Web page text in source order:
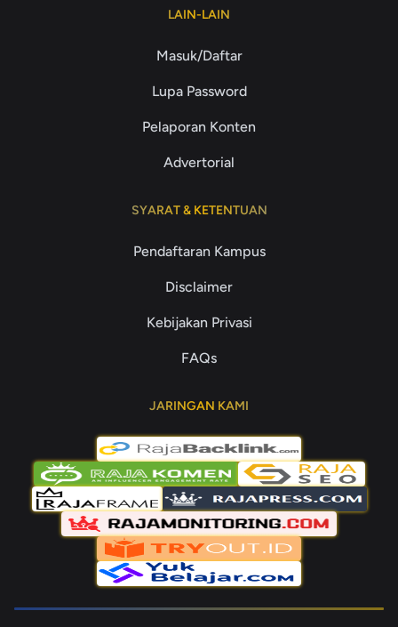
LAIN-LAIN
Masuk/Daftar
Lupa Password
Pelaporan Konten
Advertorial
SYARAT & KETENTUAN
Pendaftaran Kampus
Disclaimer
Kebijakan Privasi
FAQs
JARINGAN KAMI